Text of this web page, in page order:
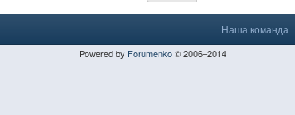
Наша команда
Powered by Forumenko© 2006–2014